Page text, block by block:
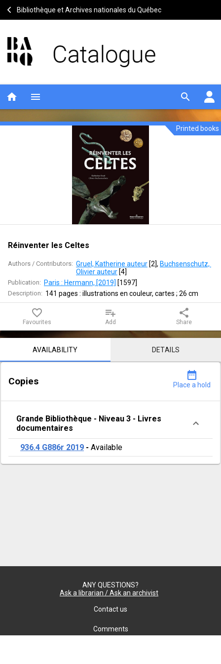
Bibliothèque et Archives nationales du Québec
home menu search
Printed books
Réinventer les Celtes
Authors / Contributors: Gruel, Katherine auteur [2], Buchsenschutz,
Olivier auteur [4]
Publication: Paris : Hermann, [2019] [1597]
Description: 141 pages : illustrations en couleur, cartes ; 26 cm
favorite_border
Favourites
playlist_add
Add
share
Share
Notice content
AVAILABILITY DETAILS
Copies
date_range
Place a hold
Grande Bibliothèque - Niveau 3 - Livres
documentaires
936.4 G886r 2019 - Available
ANY QUESTIONS?
Ask a librarian / Ask an archivist
Contact us
Comments